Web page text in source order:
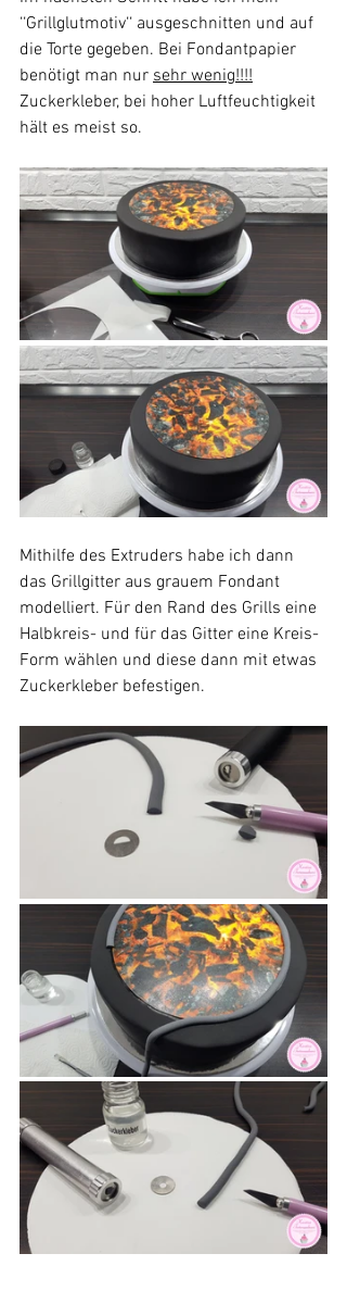
‘‘Grillglutmotiv‘‘ ausgeschnitten und auf
die Torte gegeben. Bei Fondantpapier
benötigt man nur sehr wenig!!!!
Zuckerkleber, bei hoher Luftfeuchtigkeit
hält es meist so.
Mithilfe des Extruders habe ich dann
das Grillgitter aus grauem Fondant
modelliert. Für den Rand des Grills eine
Halbkreis- und für das Gitter eine Kreis-
Form wählen und diese dann mit etwas
Zuckerkleber befestigen.